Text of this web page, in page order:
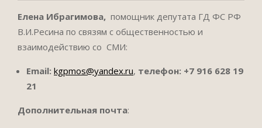
Елена Ибрагимова, помощник депутата ГД ФС РФ
В.И.Ресина по связям с общественностью и
взаимодействию со СМИ:
Email: kgpmos@yandex.ru, телефон: +7 916 628 19
21
Дополнительная почта: